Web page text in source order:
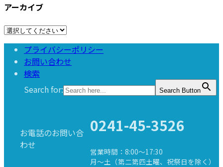
アーカイブ
プライバシーポリシー
お問い合わせ
検索
Search for:
Search Button
お電話のお問い合
わせ
0241-45-3526
営業時間：8:00～17:30
月～土（第二第四土曜、祝祭日を除く）